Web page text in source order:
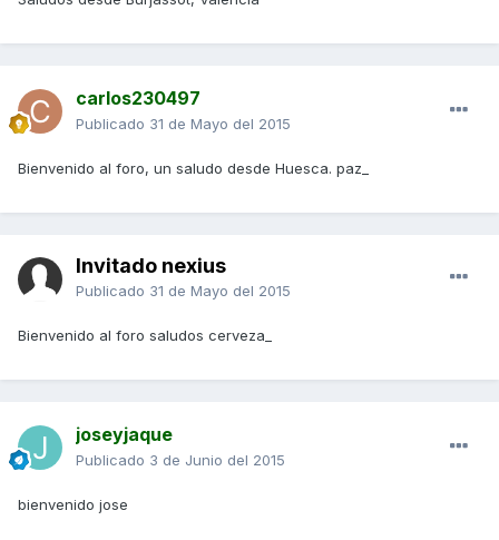
carlos230497
Publicado 31 de Mayo del 2015
Bienvenido al foro, un saludo desde Huesca. paz_
Invitado nexius
Publicado 31 de Mayo del 2015
Bienvenido al foro saludos cerveza_
joseyjaque
Publicado 3 de Junio del 2015
bienvenido jose